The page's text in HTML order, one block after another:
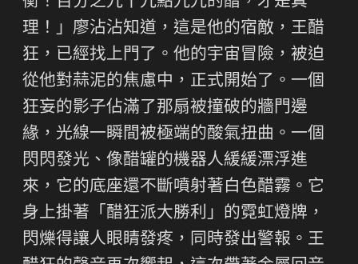
理！」廖沾沾知道，這是他的宿敵，王醋
狂，已經找上門了。他的宇宙冒險，被迫
從他對蒜泥的焦慮中，正式開始了。一個
狂妄的影子佔滿了那扇被撞破的牆門邊
緣，光線一瞬間被極端的酸氣扭曲。一個
閃閃發光、像醋罐的機器人緩緩漂浮進
來，它的底座還不斷噴射著白色醋霧。它
身上掛著「醋狂派大勝利」的霓虹燈牌，
閃爍得讓人眼睛發疼，同時發出警報。王